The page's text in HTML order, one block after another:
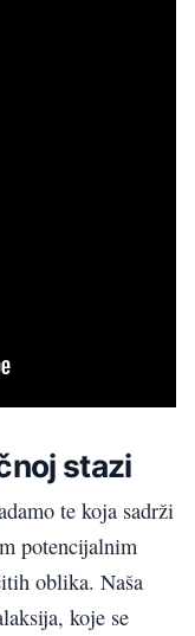
stazi
te koja sadrži
potencijalnim
oblika. Naša
koje se